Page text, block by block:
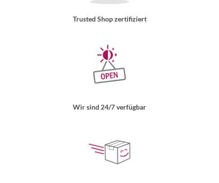
Trusted Shop zertifiziert
Wir sind 24/7 verfügbar